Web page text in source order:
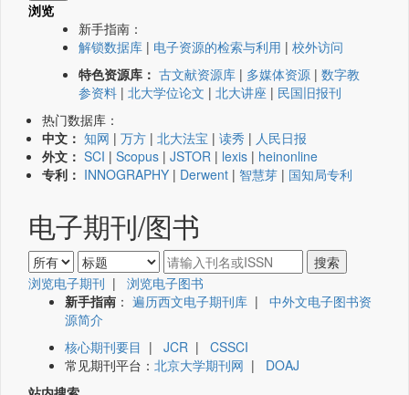
浏览
新手指南：
解锁数据库 | 电子资源的检索与利用 | 校外访问
特色资源库： 古文献资源库 | 多媒体资源 | 数字教
参资料 | 北大学位论文 | 北大讲座 | 民国旧报刊
热门数据库：
中文： 知网 | 万方 | 北大法宝 | 读秀 | 人民日报
外文： SCI | Scopus | JSTOR | lexis | heinonline
专利： INNOGRAPHY | Derwent | 智慧芽 | 国知局专利
电子期刊/图书
浏览电子期刊 | 浏览电子图书
新手指南 ： 遍历西文电子期刊库 | 中外文电子图书资
源简介
核心期刊要目 | JCR | CSSCI
常见期刊平台： 北京大学期刊网 | DOAJ